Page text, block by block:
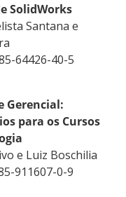
SolidWorks
Santana e
64426-40-5
Gerencial:
para os Cursos
e Luiz Boschilia
911607-0-9